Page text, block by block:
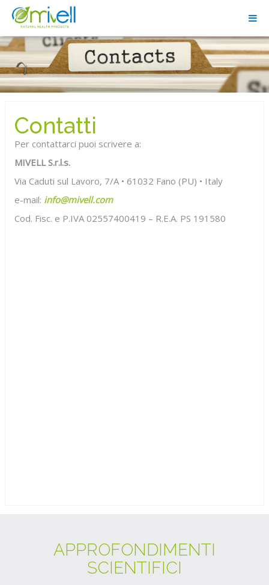
Contatti
Per contattarci puoi scrivere a:
MIVELL S.r.l.s.
Via Caduti sul Lavoro, 7/A • 61032 Fano (PU) • Italy
e-mail: info@mivell.com
Cod. Fisc. e P.IVA 02557400419 – R.E.A. PS 191580
APPROFONDIMENTI
SCIENTIFICI